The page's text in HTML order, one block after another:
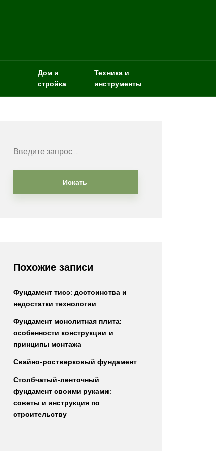
Дом и
стройка
Техника и
инструменты
Искать
Похожие записи
Фундамент тисэ: достоинства и
недостатки технологии
Фундамент монолитная плита:
особенности конструкции и
принципы монтажа
Свайно-ростверковый фундамент
Столбчатый-ленточный
фундамент своими руками:
советы и инструкция по
строительству